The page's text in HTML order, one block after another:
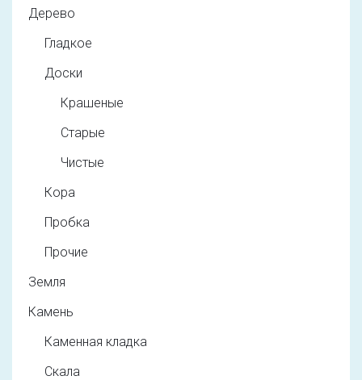
Дерево
Гладкое
Доски
Крашеные
Старые
Чистые
Кора
Пробка
Прочие
Земля
Камень
Каменная кладка
Скала